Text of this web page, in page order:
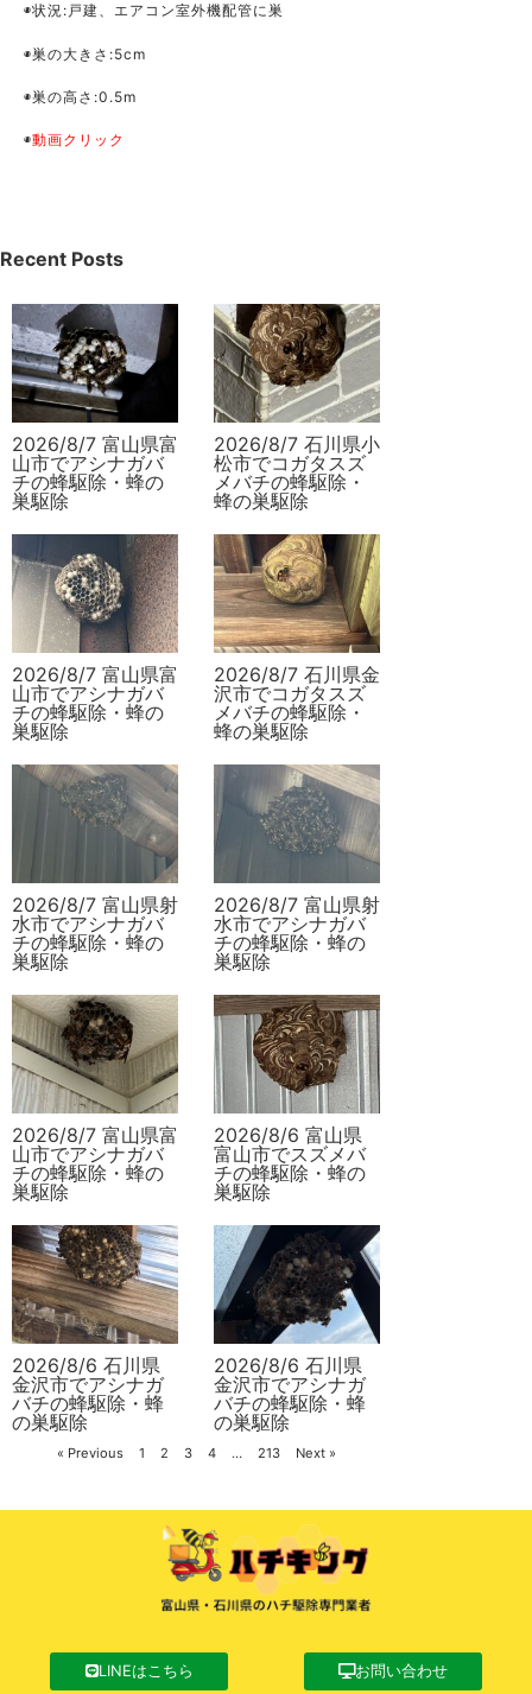
◉状況:戸建、エアコン室外機配管に巣
◉巣の大きさ:5cm
◉巣の高さ:0.5m
◉動画クリック
Recent Posts
2026/8/7 富山県富
山市でアシナガバ
チの蜂駆除・蜂の
巣駆除
2026/8/7 石川県小
松市でコガタスズ
メバチの蜂駆除・
蜂の巣駆除
2026/8/7 富山県富
山市でアシナガバ
チの蜂駆除・蜂の
巣駆除
2026/8/7 石川県金
沢市でコガタスズ
メバチの蜂駆除・
蜂の巣駆除
2026/8/7 富山県射
水市でアシナガバ
チの蜂駆除・蜂の
巣駆除
2026/8/7 富山県射
水市でアシナガバ
チの蜂駆除・蜂の
巣駆除
2026/8/7 富山県富
山市でアシナガバ
チの蜂駆除・蜂の
巣駆除
2026/8/6 富山県
富山市でスズメバ
チの蜂駆除・蜂の
巣駆除
2026/8/6 石川県
金沢市でアシナガ
バチの蜂駆除・蜂
の巣駆除
2026/8/6 石川県
金沢市でアシナガ
バチの蜂駆除・蜂
の巣駆除
« Previous 1 2 3 4 … 213 Next »
LINEはこちら お問い合わせ